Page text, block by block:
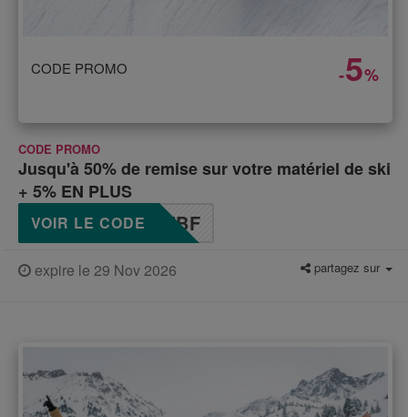
CODE PROMO -5%
CODE PROMO
Jusqu'à 50% de remise sur votre matériel de ski
+ 5% EN PLUS
TBF
VOIR LE CODE
expire le 29 Nov 2026 partagez sur